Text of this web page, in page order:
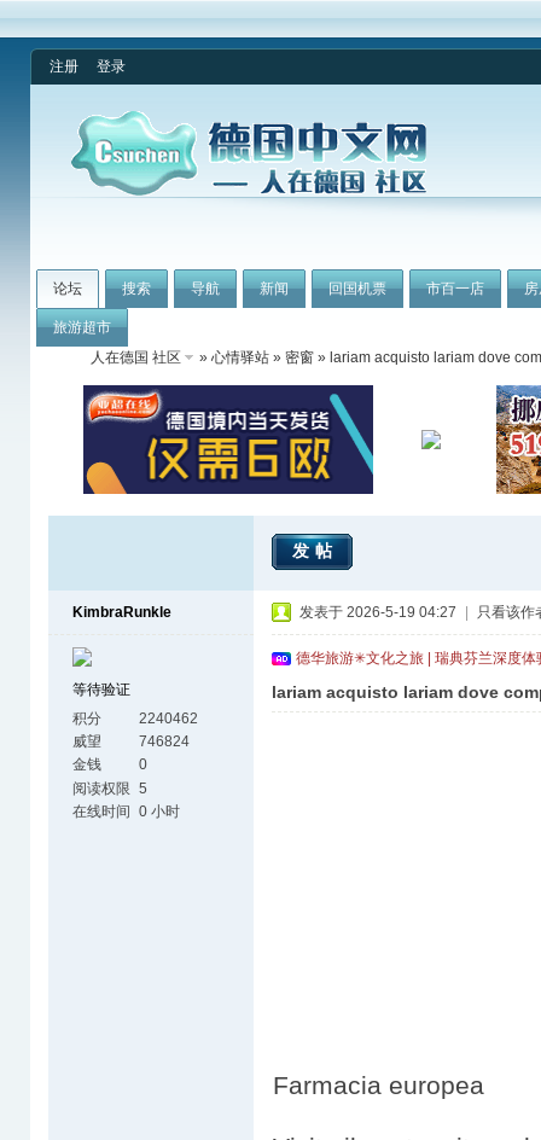
注册 登录
论坛 搜索 导航 新闻 回国机票 市百一店
旅游超市
人在德国 社区
» 心情驿站 » 密窗 » lariam acquisto lariam dove
发帖
KimbraRunkle
等待验证
积分
2240462
威望
746824
金钱
0
阅读权限 5
在线时间 0 小时
发表于 2026-5-19 04:27 只看该作
德华旅游✳文化之旅 | 瑞典芬兰深度
lariam acquisto lariam dove
Farmacia europea